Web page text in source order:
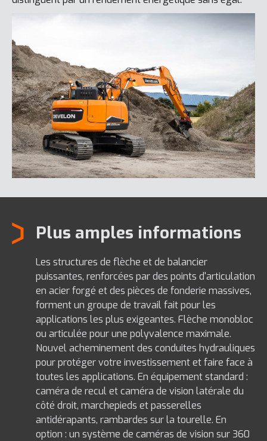
Plus amples informations
Les structures de flèche et de balancier
puissantes, renforcées par des points d'articulation
en acier forgé et des pièces de fonderie massives,
forment un groupe de travail fait pour les
applications les plus exigeantes. Flèche monobloc
ou articulée pour une polyvalence maximale.
Nouvel acheminement des conduites hydrauliques
pour protéger votre investissement et faire face à
toutes les applications. En équipement standard :
caméra de recul et caméra de vision latérale du
côté droit, marchepieds et passerelles
antidérapants, rambardes sur la tourelle. En
option : un système de caméras de vision sur 360